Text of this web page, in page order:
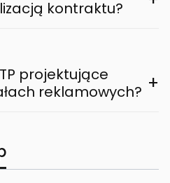
kontraktu?
projektujące
reklamowych? +